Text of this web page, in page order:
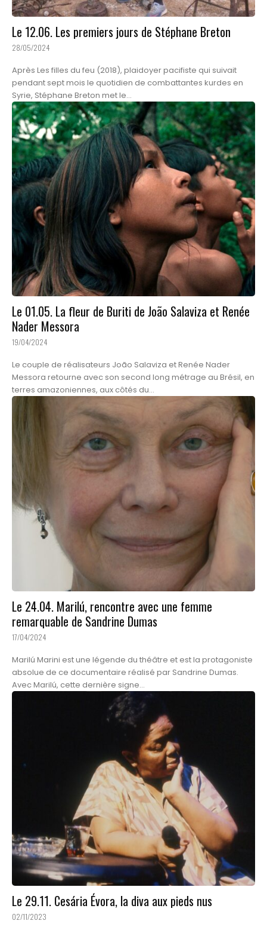
Le 12.06. Les premiers jours de Stéphane Breton
28/05/2024
Après Les filles du feu (2018), plaidoyer pacifiste qui suivait
pendant sept mois le quotidien de combattantes kurdes en
Syrie, Stéphane Breton met le...
Le 01.05. La fleur de Buriti de João Salaviza et Renée
Nader Messora
19/04/2024
Le couple de réalisateurs João Salaviza et Renée Nader
Messora retourne avec son second long métrage au Brésil, en
terres amazoniennes, aux côtés du...
Le 24.04. Marilú, rencontre avec une femme
remarquable de Sandrine Dumas
17/04/2024
Marilú Marini est une légende du théâtre et est la protagoniste
absolue de ce documentaire réalisé par Sandrine Dumas.
Avec Marilú, cette dernière signe...
Le 29.11. Cesária Évora, la diva aux pieds nus
02/11/2023